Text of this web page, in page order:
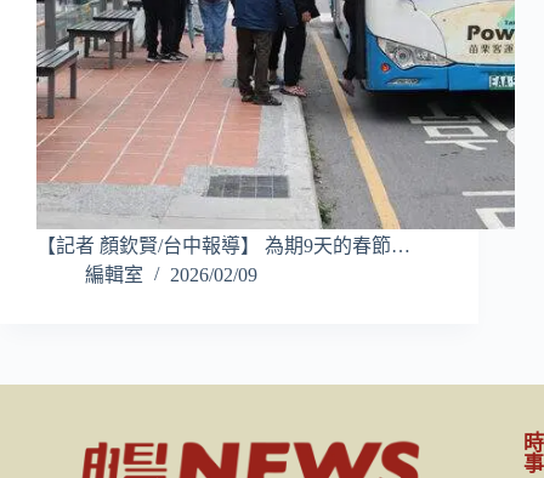
【記者 顏欽賢/台中報導】 為期9天的春節…
編輯室
2026/02/09
時
事